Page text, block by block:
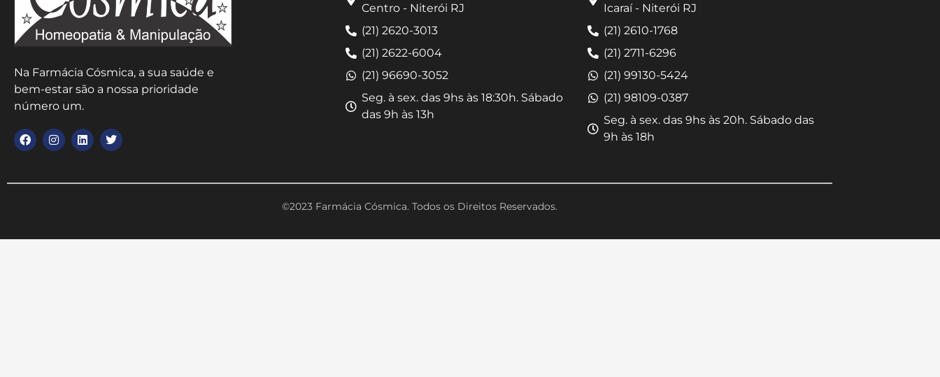
Na Farmácia Cósmica, a sua saúde e
bem-estar são a nossa prioridade
número um.
Centro - Niterói RJ
(21) 2620-3013
(21) 2622-6004
(21) 96690-3052
Seg. à sex. das 9hs às 18:30h. Sábado
das 9h às 13h
Icaraí - Niterói RJ
(21) 2610-1768
(21) 2711-6296
(21) 99130-5424
(21) 98109-0387
Seg. à sex. das 9hs às 20h. Sábado das
9h às 18h
©2023 Farmácia Cósmica. Todos os Direitos Reservados.